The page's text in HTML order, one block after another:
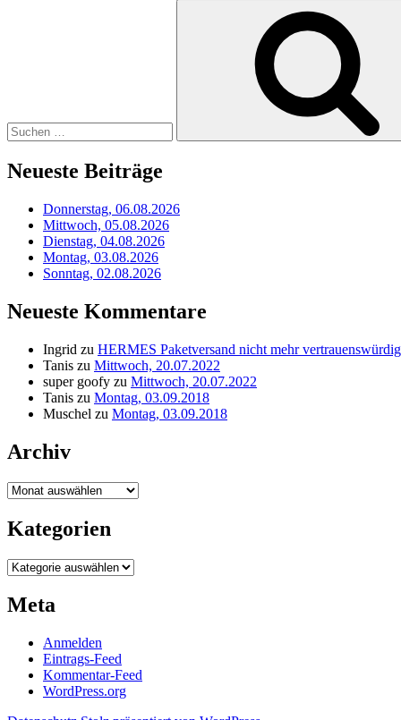
Neueste Beiträge
Donnerstag, 06.08.2026
Mittwoch, 05.08.2026
Dienstag, 04.08.2026
Montag, 03.08.2026
Sonntag, 02.08.2026
Neueste Kommentare
Ingrid zu HERMES Paketversand nicht mehr vertrauenswürdig
Tanis zu Mittwoch, 20.07.2022
super goofy zu Mittwoch, 20.07.2022
Tanis zu Montag, 03.09.2018
Muschel zu Montag, 03.09.2018
Archiv
Archiv
Kategorien
Kategorien
Meta
Anmelden
Eintrags-Feed
Kommentar-Feed
WordPress.org